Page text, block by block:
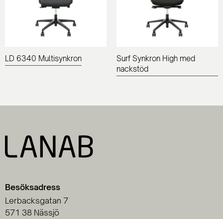
LD 6340 Multisynkron
Surf Synkron High med
nackstöd
Besöksadress
Lerbacksgatan 7
571 38 Nässjö